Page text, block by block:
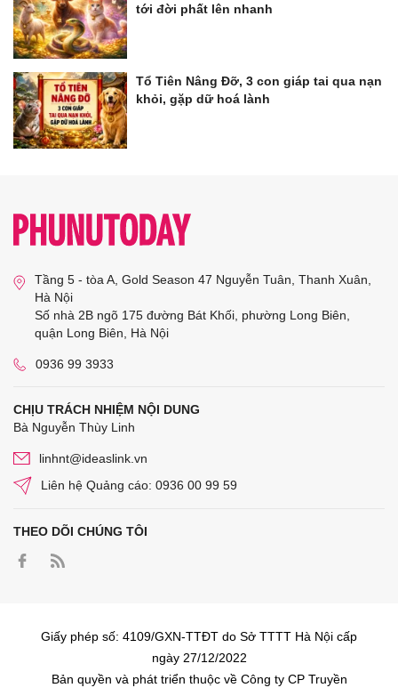
tới đời phất lên nhanh
Tổ Tiên Nâng Đỡ, 3 con giáp tai qua nạn
khỏi, gặp dữ hoá lành
Tầng 5 - tòa A, Gold Season 47 Nguyễn Tuân, Thanh Xuân,
Hà Nội
Số nhà 2B ngõ 175 đường Bát Khối, phường Long Biên,
quận Long Biên, Hà Nội
0936 99 3933
CHỊU TRÁCH NHIỆM NỘI DUNG
Bà Nguyễn Thùy Linh
linhnt@ideaslink.vn
Liên hệ Quảng cáo: 0936 00 99 59
THEO DÕI CHÚNG TÔI
Giấy phép số: 4109/GXN-TTĐT do Sở TTTT Hà Nội cấp
ngày 27/12/2022
Bản quyền và phát triển thuộc về Công ty CP Truyền